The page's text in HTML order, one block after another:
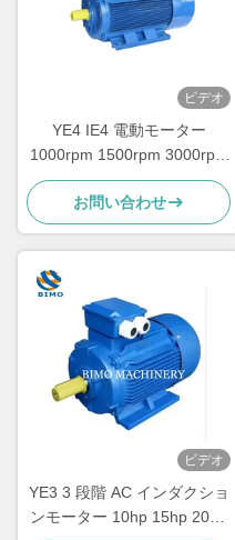
ビデオ
YE4 IE4 電動モーター
1000rpm 1500rpm 3000rpm
三相交流誘導モーター
お問い合わせ
ビデオ
YE3 3 段階 AC インダクショ
ンモーター 10hp 15hp 20hp